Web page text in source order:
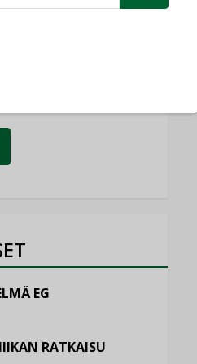
EG
RATKAISU